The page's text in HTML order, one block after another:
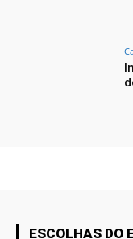
ESCOLHAS DO